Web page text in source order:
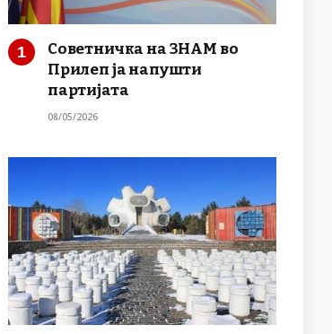
Советничка на ЗНАМ во
Прилеп ја напушти
партијата
08/05/2026